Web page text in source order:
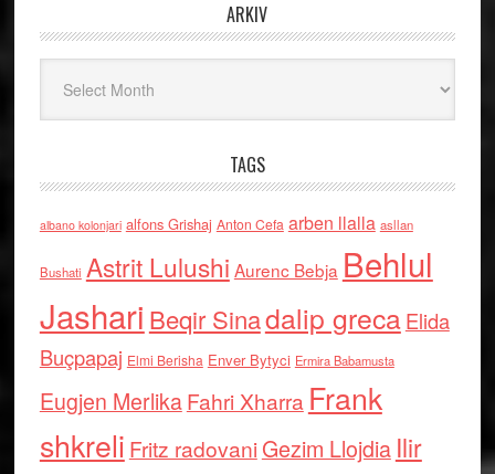
ARKIV
TAGS
albano kolonjari alfons Grishaj Anton Cefa arben llalla asllan
Bushati Astrit Lulushi Aurenc Bebja Behlul
Jashari Beqir Sinadalip grecaElida
Buçpapaj Elmi Berisha Enver Bytyci Ermira Babamusta
Eugjen MerlikaFahri Xharra Frank
shkreli Fritz radovaniGezim Llojdia Ilir